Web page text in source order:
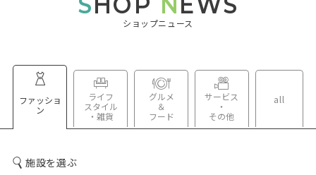
ショップニュース
ファッショ
ン
ライフ
スタイル
・雑貨
グルメ
＆
フード
サービス
・
その他
all
施設を選ぶ